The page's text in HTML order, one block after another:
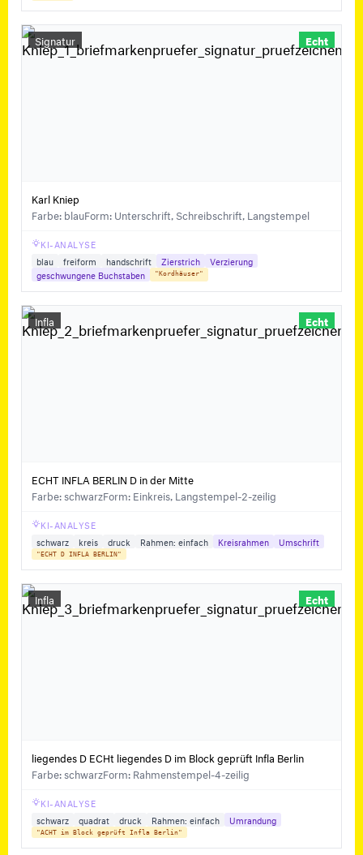
Signatur Echt
Karl Kniep
Farbe: blauForm: Unterschrift, Schreibschrift, Langstempel
KI-ANALYSE
blau
freiform handschrift Zierstrich
Verzierung
geschwungene Buchstaben
"Kordhäuser"
Infla Echt
ECHT INFLA BERLIN D in der Mitte
Farbe: schwarzForm: Einkreis, Langstempel-2-zeilig
KI-ANALYSE
schwarz
kreis druck Rahmen: einfach Kreisrahmen Umschrift
"ECHT D INFLA BERLIN"
Infla Echt
liegendes D ECHt liegendes D im Block geprüft Infla Berlin
Farbe: schwarzForm: Rahmenstempel-4-zeilig
KI-ANALYSE
schwarz
quadrat druck Rahmen: einfach Umrandung
"ACHT im Block geprüft Infla Berlin"